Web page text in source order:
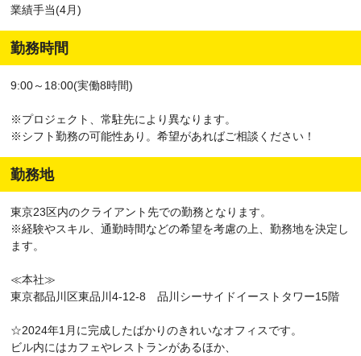
業績手当(4月)
勤務時間
9:00～18:00(実働8時間)
※プロジェクト、常駐先により異なります。
※シフト勤務の可能性あり。希望があればご相談ください！
勤務地
東京23区内のクライアント先での勤務となります。
※経験やスキル、通勤時間などの希望を考慮の上、勤務地を決定し
ます。
≪本社≫
東京都品川区東品川4-12-8 品川シーサイドイーストタワー15階
☆2024年1月に完成したばかりのきれいなオフィスです。
ビル内にはカフェやレストランがあるほか、